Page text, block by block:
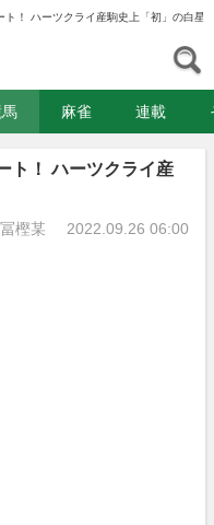
ト！ ハーツクライ産駒史上「初」の白星
麻雀 連載
ト！ ハーツクライ産
樫某 2022.09.26 06:00